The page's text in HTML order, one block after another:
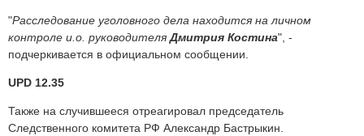
"Расследование уголовного дела находится на личном
контроле и.о. руководителяДмитрия Костина", -
подчеркивается в официальном сообщении.
UPD 12.35
Также на случившееся отреагировал председатель
Следственного комитета РФ Александр Бастрыкин.